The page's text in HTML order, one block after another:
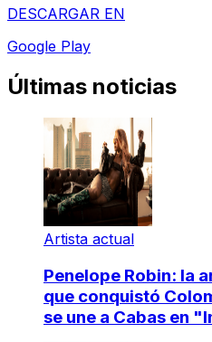
DESCARGAR EN
Google Play
Últimas noticias
Artista actual
Penelope Robin: la
que conquistó
se une a Cabas en